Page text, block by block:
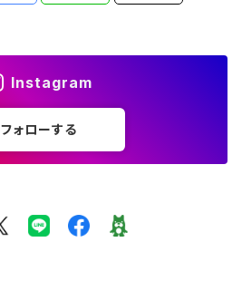
Instagram
フォローする